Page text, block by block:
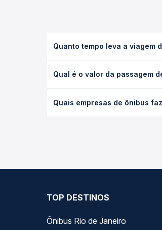
Quanto tempo leva a viagem
(convencional, executivo ou
Qual é o valor da passagem
empresa, o tipo de poltrona e a
Quais empresas de ônibus
TOP DESTINOS
Ônibus Rio de Janeiro